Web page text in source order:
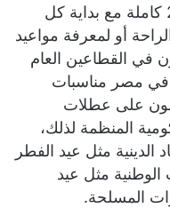
الإجازات الرسمية في مصر 2026 كاملة مع بداية كل
أو لمعرفة مواعيد
في القطاعين العام
في مصر مناسبات
على عطلات
المنظمة لذلك،
الدينية مثل عيد الفطر
الوطنية مثل عيد